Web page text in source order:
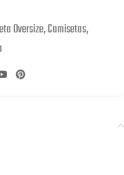
Oversize,Camisetas,